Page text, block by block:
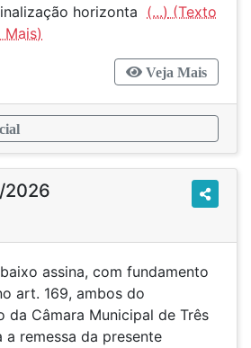
horizonta (...)
Veja Mais
2026
assina, com fundamento
art. 169, ambos do
da Câmara Municipal de Três
a remessa da presente